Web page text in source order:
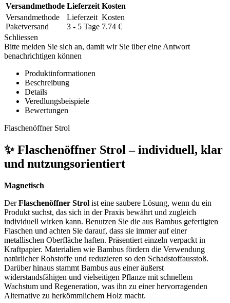
Versandmethode Lieferzeit Kosten
Versandmethode
Paketversand
Lieferzeit
3 - 5 Tage
Kosten
7.74 €
Schliessen
Bitte melden Sie sich an, damit wir Sie über eine Antwort
benachrichtigen können
Produktinformationen
Beschreibung
Details
Veredlungsbeispiele
Bewertungen
Flaschenöffner Strol
✨ Flaschenöffner Strol – individuell, klar
und nutzungsorientiert
Magnetisch
DerFlaschenöffner Strol ist eine saubere Lösung, wenn du ein
Produkt suchst, das sich in der Praxis bewährt und zugleich
individuell wirken kann. Benutzen Sie die aus Bambus gefertigten
Flaschen und achten Sie darauf, dass sie immer auf einer
metallischen Oberfläche haften. Präsentiert einzeln verpackt in
Kraftpapier. Materialien wie Bambus fördern die Verwendung
natürlicher Rohstoffe und reduzieren so den Schadstoffausstoß.
Darüber hinaus stammt Bambus aus einer äußerst
widerstandsfähigen und vielseitigen Pflanze mit schnellem
Wachstum und Regeneration, was ihn zu einer hervorragenden
Alternative zu herkömmlichem Holz macht.